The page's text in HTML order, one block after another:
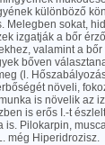
különböző
Melegben sokat,
izgatják a bőr
valamint a
bőven
(l.
növeli,
is növelik az
is erős I.-t
is. Pilokarpin,
még Hiperidrozisz.